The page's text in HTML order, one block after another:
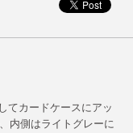
てカードケースにアッ
内側はライトグレーに